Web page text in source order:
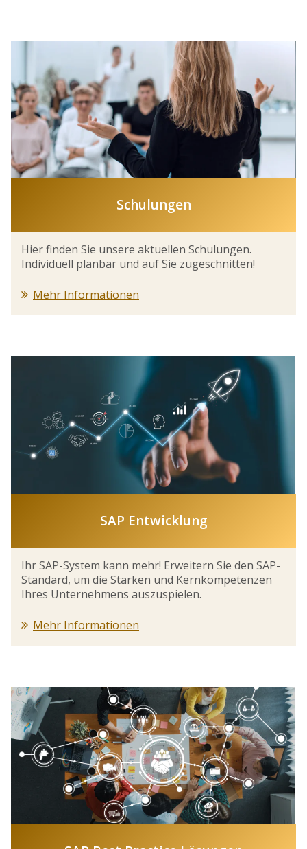
Schulungen
Hier finden Sie unsere aktuellen Schulungen.
Individuell planbar und auf Sie zugeschnitten!
Mehr Informationen
SAP Entwicklung
Ihr SAP-System kann mehr! Erweitern Sie den SAP-
Standard, um die Stärken und Kernkompetenzen
Ihres Unternehmens auszuspielen.
Mehr Informationen